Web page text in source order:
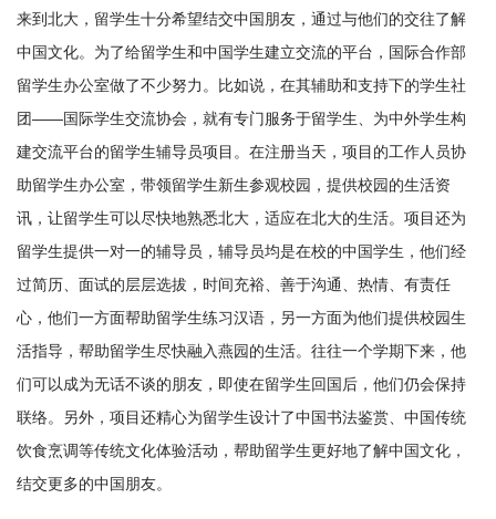
来到北大，留学生十分希望结交中国朋友，通过与他们的交往了解
中国文化。为了给留学生和中国学生建立交流的平台，国际合作部
留学生办公室做了不少努力。比如说，在其辅助和支持下的学生社
团——国际学生交流协会，就有专门服务于留学生、为中外学生构
建交流平台的留学生辅导员项目。在注册当天，项目的工作人员协
助留学生办公室，带领留学生新生参观校园，提供校园的生活资
讯，让留学生可以尽快地熟悉北大，适应在北大的生活。项目还为
留学生提供一对一的辅导员，辅导员均是在校的中国学生，他们经
过简历、面试的层层选拔，时间充裕、善于沟通、热情、有责任
心，他们一方面帮助留学生练习汉语，另一方面为他们提供校园生
活指导，帮助留学生尽快融入燕园的生活。往往一个学期下来，他
们可以成为无话不谈的朋友，即使在留学生回国后，他们仍会保持
联络。另外，项目还精心为留学生设计了中国书法鉴赏、中国传统
饮食烹调等传统文化体验活动，帮助留学生更好地了解中国文化，
结交更多的中国朋友。